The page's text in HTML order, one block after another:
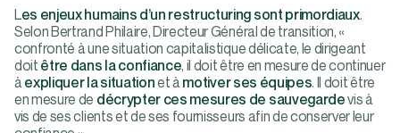
Les enjeux humains d’un restructuring sont primordiaux.
Selon Bertrand Philaire, Directeur Général de transition, «
confronté à une situation capitalistique délicate, le dirigeant
doit être dans la confiance, il doit être en mesure de continuer
àexpliquer la situationet àmotiver ses équipes. Il doit être
en mesure de décrypter ces mesures de sauvegardevis à
vis de ses clients et de ses fournisseurs afin de conserver leur